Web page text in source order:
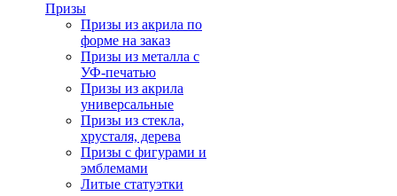
Призы
Призы из акрила по
форме на заказ
Призы из металла с
УФ-печатью
Призы из акрила
универсальные
Призы из стекла,
хрусталя, дерева
Призы с фигурами и
эмблемами
Литые статуэтки